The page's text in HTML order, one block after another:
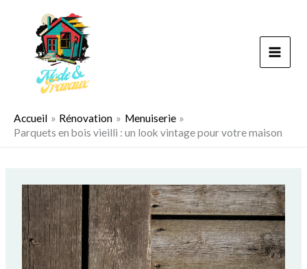
Accueil Rénovation
Menuiserie
Parquets en bois vieilli : un look vintage pour votre maison